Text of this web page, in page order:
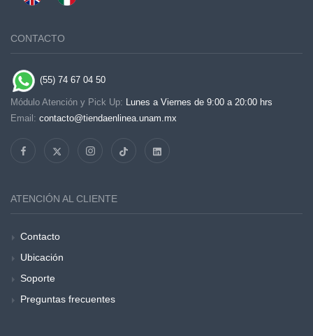
CONTACTO
(55) 74 67 04 50
Módulo Atención y Pick Up: Lunes a Viernes de 9:00 a 20:00 hrs
Email: contacto@tiendaenlinea.unam.mx
ATENCIÓN AL CLIENTE
Contacto
Ubicación
Soporte
Preguntas frecuentes